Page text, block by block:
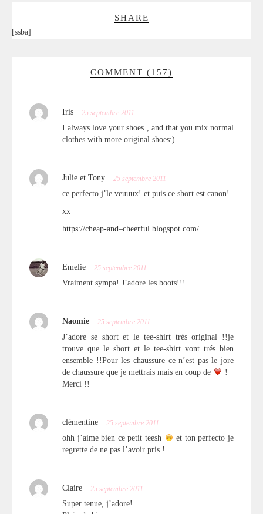
SHARE
[ssba]
COMMENT (157)
Iris 25 septembre 2011
I always love your shoes , and that you mix normal
clothes with more original shoes:)
Julie et Tony 25 septembre 2011
ce perfecto j’le veuuux! et puis ce short est canon!
xx
https://cheap-and–cheerful.blogspot.com/
Emelie 25 septembre 2011
Vraiment sympa! J’adore les boots!!!
Naomie 25 septembre 2011
J’adore se short et le tee-shirt trés original !!je
trouve que le short et le tee-shirt vont trés bien
ensemble !!Pour les chaussure ce n’est pas le jore
de chaussure que je mettrais mais en coup de
!
Merci !!
clémentine 25 septembre 2011
ohh j’aime bien ce petit teesh
et ton perfecto je
regrette de ne pas l’avoir pris !
Claire 25 septembre 2011
Super tenue, j’adore!